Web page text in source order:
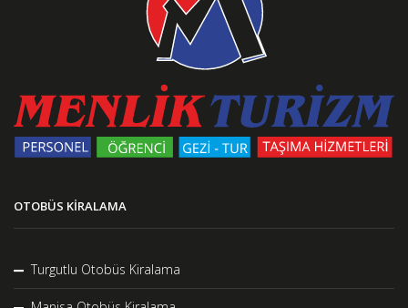
OTOBÜS KIRALAMA
Turgutlu Otobüs Kiralama